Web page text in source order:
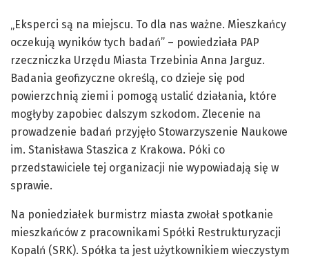
„Eksperci są na miejscu. To dla nas ważne. Mieszkańcy
oczekują wyników tych badań” – powiedziała PAP
rzeczniczka Urzędu Miasta Trzebinia Anna Jarguz.
Badania geofizyczne określą, co dzieje się pod
powierzchnią ziemi i pomogą ustalić działania, które
mogłyby zapobiec dalszym szkodom. Zlecenie na
prowadzenie badań przyjęło Stowarzyszenie Naukowe
im. Stanisława Staszica z Krakowa. Póki co
przedstawiciele tej organizacji nie wypowiadają się w
sprawie.
Na poniedziałek burmistrz miasta zwołał spotkanie
mieszkańców z pracownikami Spółki Restrukturyzacji
Kopalń (SRK). Spółka ta jest użytkownikiem wieczystym